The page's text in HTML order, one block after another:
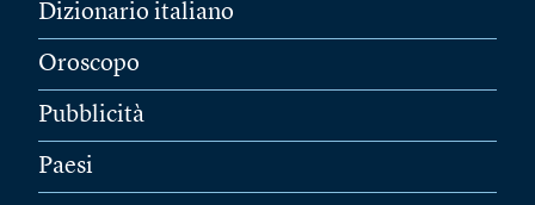
Dizionario italiano
Oroscopo
Pubblicità
Paesi